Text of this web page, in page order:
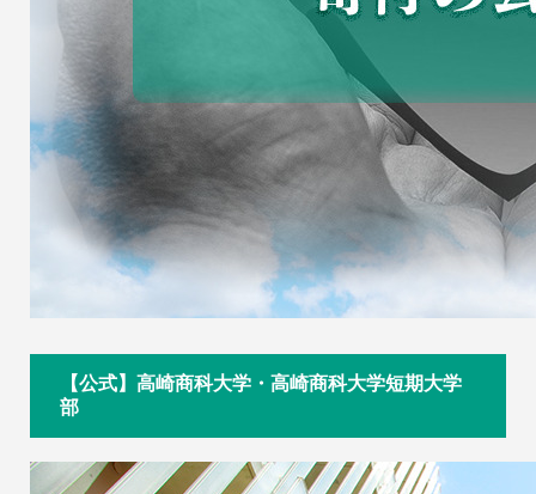
【公式】高崎商科大学・高崎商科大学短期大学
部